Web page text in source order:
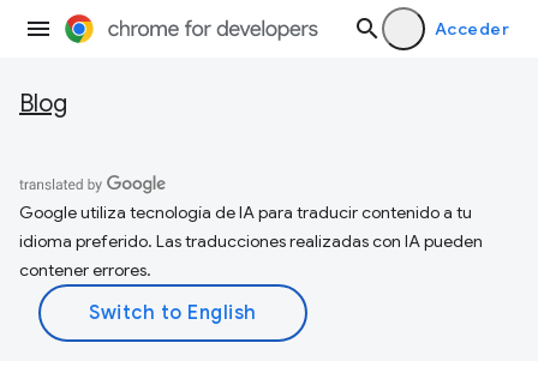
Acceder
Blog
Google utiliza tecnología de IA para traducir contenido a tu
idioma preferido. Las traducciones realizadas con IA pueden
contener errores.